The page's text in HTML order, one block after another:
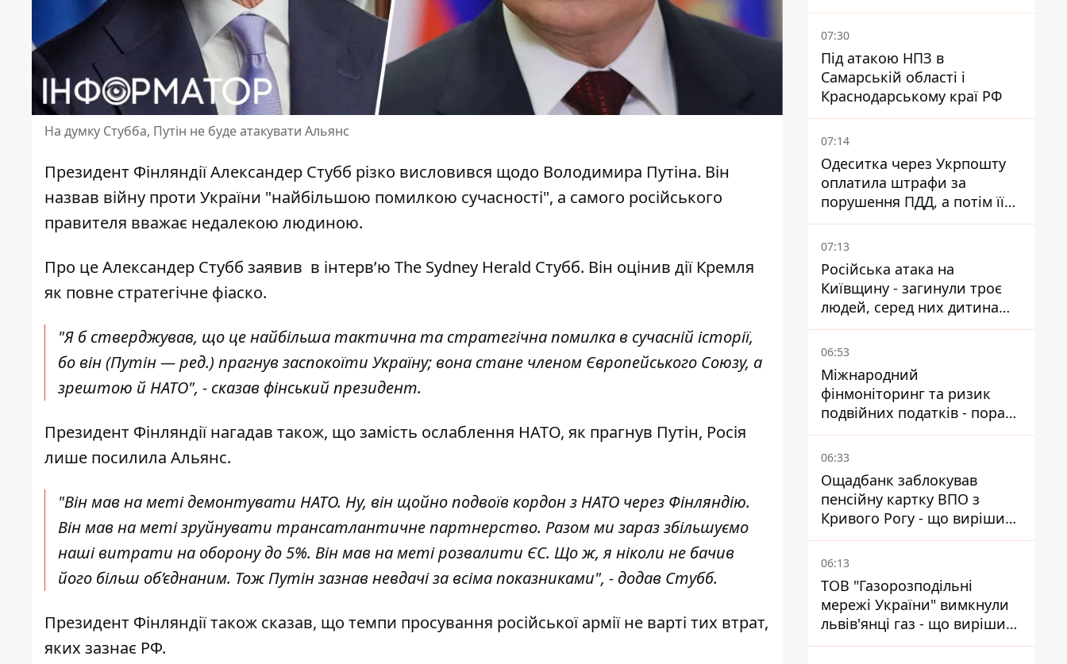
На думку Стубба, Путін не буде атакувати Альянс
Президент Фінляндії Александер Стубб різко висловився щодо Володимира Путіна. Він
назвав війну проти України "найбільшою помилкою сучасності", а самого російського
правителя вважає недалекою людиною.
Про це Александер Стубб заявив в інтерв’ю The Sydney Herald Стубб. Він оцінив дії Кремля
як повне стратегічне фіаско.
"Я б стверджував, що це найбільша тактична та стратегічна помилка в сучасній історії,
бо він (Путін — ред.) прагнув заспокоїти Україну; вона стане членом Європейського Союзу, а
зрештою й НАТО", - сказав фінський президент.
Президент Фінляндії нагадав також, що замість ослаблення НАТО, як прагнув Путін, Росія
лише посилила Альянс.
"Він мав на меті демонтувати НАТО. Ну, він щойно подвоїв кордон з НАТО через Фінляндію.
Він мав на меті зруйнувати трансатлантичне партнерство. Разом ми зараз збільшуємо
наші витрати на оборону до 5%. Він мав на меті розвалити ЄС. Що ж, я ніколи не бачив
його більш об’єднаним. Тож Путін зазнав невдачі за всіма показниками", - додав Стубб.
Президент Фінляндії також сказав, що темпи просування російської армії не варті тих втрат,
яких зазнає РФ.
Куюн
07:30
Під атакою НПЗ в
Самарській області і
Краснодарському краї РФ
07:14
Одеситка через Укрпошту
оплатила штрафи за
порушення ПДД, а потім її
рахунки заблокували - в
чому причина і що вирішив
07:13
Російська атака на
Київщину - загинули троє
людей, серед них дитина
2022 року народження
06:53
Міжнародний
фінмоніторинг та ризик
подвійних податків - поради
українцям в Польщі
06:33
Ощадбанк заблокував
пенсійну картку ВПО з
Кривого Рогу - що вирішив
суд
06:13
ТОВ "Газорозподільні
мережі України" вимкнули
львів'янці газ - що вирішив
суд